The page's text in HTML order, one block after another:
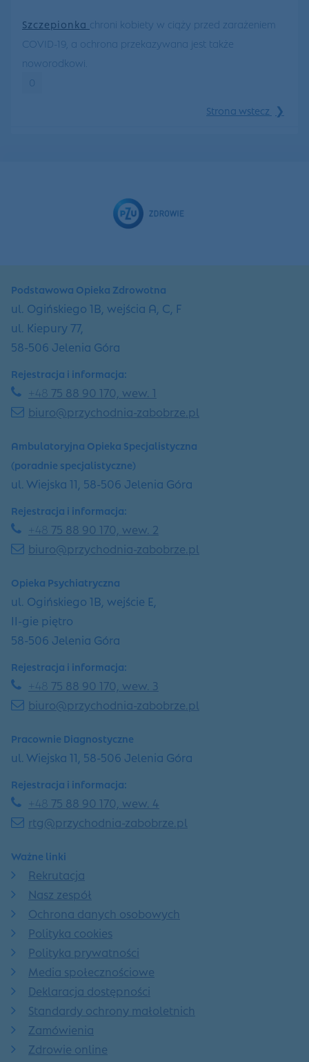
Szczepionka chroni kobiety w ciąży przed zarażeniem
COVID-19, a ochrona przekazywana jest także
noworodkowi.
0
Strona wstecz ❯
Podstawowa Opieka Zdrowotna
ul. Ogińskiego 1B, wejścia A, C, F
ul. Kiepury 77,
58-506 Jelenia Góra
Rejestracja i informacja:
+48 75 88 90 170, wew. 1
biuro@przychodnia-zabobrze.pl
Ambulatoryjna Opieka Specjalistyczna
(poradnie specjalistyczne)
ul. Wiejska 11, 58-506 Jelenia Góra
Rejestracja i informacja:
+48 75 88 90 170, wew. 2
biuro@przychodnia-zabobrze.pl
Opieka Psychiatryczna
ul. Ogińskiego 1B, wejście E,
II-gie piętro
58-506 Jelenia Góra
Rejestracja i informacja:
+48 75 88 90 170, wew. 3
biuro@przychodnia-zabobrze.pl
Pracownie Diagnostyczne
ul. Wiejska 11, 58-506 Jelenia Góra
Rejestracja i informacja:
+48 75 88 90 170, wew. 4
rtg@przychodnia-zabobrze.pl
Ważne linki
Rekrutacja
Nasz zespół
Ochrona danych osobowych
Polityka cookies
Polityka prywatności
Media społecznościowe
Deklaracja dostępności
Standardy ochrony małoletnich
Zamówienia
Zdrowie online